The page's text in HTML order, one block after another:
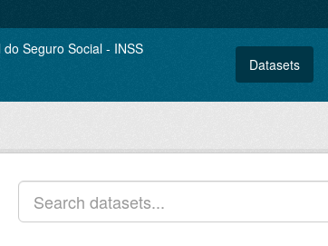
Datasets